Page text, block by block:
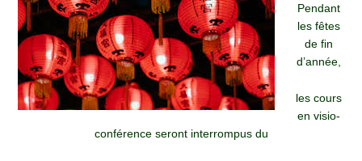
Pendant
les fêtes
de fin
d’année,
les cours
en visio-
conférence seront interrompus du